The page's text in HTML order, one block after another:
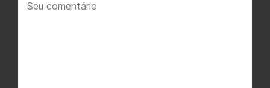
comentário: